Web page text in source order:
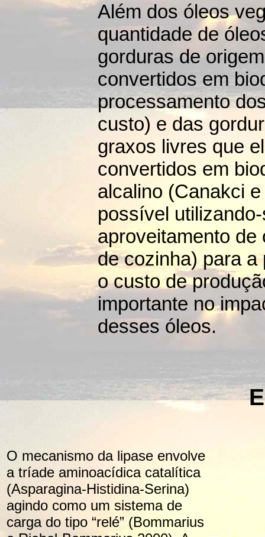
Além dos óleos
quantidade de
gorduras de
convertidos em
processamento
custo) e das
graxos livres que
convertidos em
alcalino (Canakci
possível
aproveitamento
de cozinha) para a
o custo de
importante no
desses óleos.
O mecanismo da lipase envolve
a tríade aminoacídica catalítica
(Asparagina-Histidina-Serina)
agindo como um sistema de
carga do tipo “relé” (Bommarius